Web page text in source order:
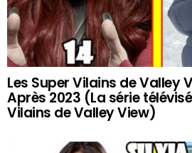
Les Super Vilains de Valley
Après 2023 (La série
Vilains de Valley View)